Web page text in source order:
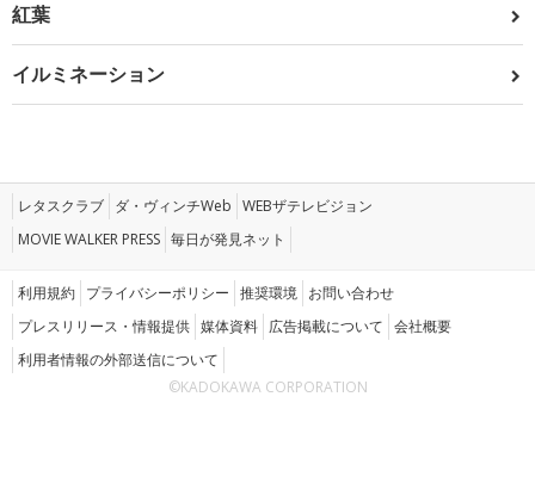
紅葉
イルミネーション
レタスクラブ ダ・ヴィンチWeb WEBザテレビジョン
MOVIE WALKER PRESS 毎日が発見ネット
利用規約 プライバシーポリシー 推奨環境 お問い合わせ
プレスリリース・情報提供 媒体資料 広告掲載について 会社概要
利用者情報の外部送信について
©KADOKAWA CORPORATION